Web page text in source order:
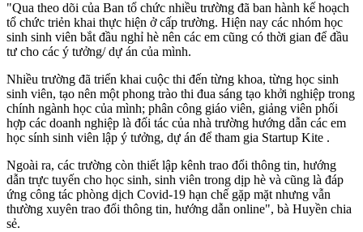
"Qua theo dõi của Ban tổ chức nhiều trường đã ban hành kế hoạch
tổ chức triẻn khai thực hiện ở cấp trường. Hiện nay các nhóm học
sinh sinh viên bắt đầu nghỉ hè nên các em cũng có thời gian để đầu
tư cho các ý tưởng/ dự án của mình.
Nhiều trường đã triển khai cuộc thi đến từng khoa, từng học sinh
sinh viên, tạo nên một phong trào thi đua sáng tạo khởi nghiệp trong
chính ngành học của mình; phân công giáo viên, giảng viên phối
hợp các doanh nghiệp là đối tác của nhà trường hướng dẫn các em
học sính sinh viên lập ý tưởng, dự án để tham gia Startup Kite .
Ngoài ra, các trường còn thiết lập kênh trao đổi thông tin, hướng
dẫn trực tuyến cho học sinh, sinh viên trong dịp hè và cũng là đáp
ứng công tác phòng dịch Covid-19 hạn chế gặp mặt nhưng vẫn
thường xuyên trao đổi thông tin, hướng dẫn online", bà Huyền chia
sẻ.